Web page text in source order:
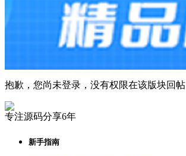
抱歉，您尚未登录，没有权限在该版块回帖
专注源码分享6年
新手指南